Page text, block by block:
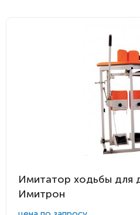
Имитатор ходьбы для
Имитрон